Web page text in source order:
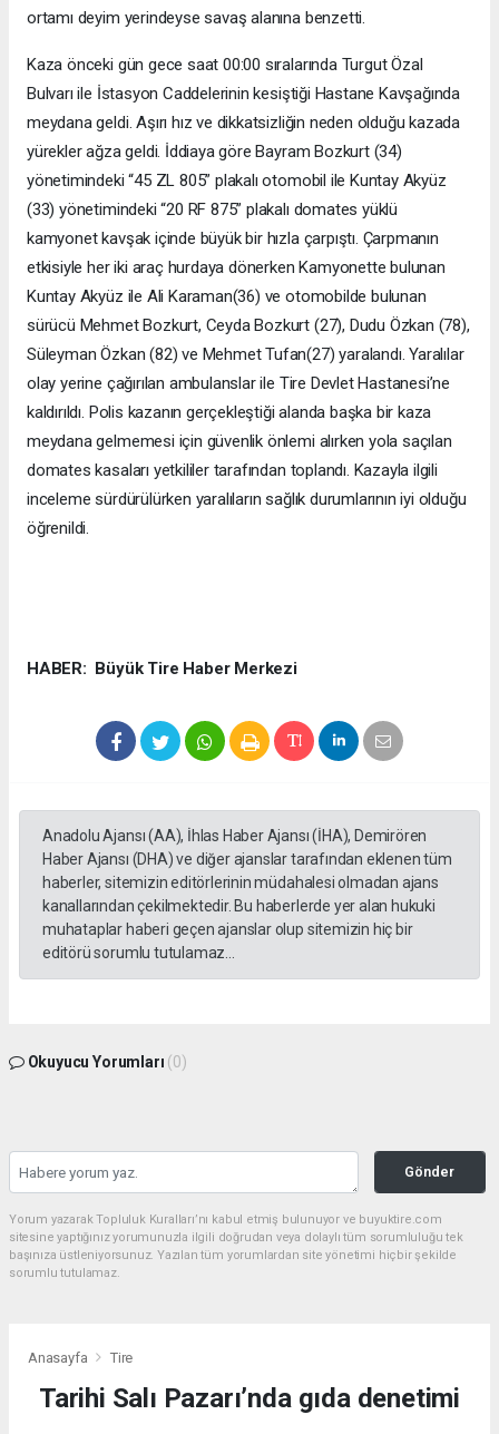
ortamı deyim yerindeyse savaş alanına benzetti.
Kaza önceki gün gece saat 00:00 sıralarında Turgut Özal
Bulvarı ile İstasyon Caddelerinin kesiştiği Hastane Kavşağında
meydana geldi. Aşırı hız ve dikkatsizliğin neden olduğu kazada
yürekler ağza geldi. İddiaya göre Bayram Bozkurt (34)
yönetimindeki “45 ZL 805” plakalı otomobil ile Kuntay Akyüz
(33) yönetimindeki “20 RF 875” plakalı domates yüklü
kamyonet kavşak içinde büyük bir hızla çarpıştı. Çarpmanın
etkisiyle her iki araç hurdaya dönerken Kamyonette bulunan
Kuntay Akyüz ile Ali Karaman(36) ve otomobilde bulunan
sürücü Mehmet Bozkurt, Ceyda Bozkurt (27), Dudu Özkan (78),
Süleyman Özkan (82) ve Mehmet Tufan(27) yaralandı. Yaralılar
olay yerine çağırılan ambulanslar ile Tire Devlet Hastanesi’ne
kaldırıldı. Polis kazanın gerçekleştiği alanda başka bir kaza
meydana gelmemesi için güvenlik önlemi alırken yola saçılan
domates kasaları yetkililer tarafından toplandı. Kazayla ilgili
inceleme sürdürülürken yaralıların sağlık durumlarının iyi olduğu
öğrenildi.
HABER: Büyük Tire Haber Merkezi
Anadolu Ajansı (AA), İhlas Haber Ajansı (İHA), Demirören
Haber Ajansı (DHA) ve diğer ajanslar tarafından eklenen tüm
haberler, sitemizin editörlerinin müdahalesi olmadan ajans
kanallarından çekilmektedir. Bu haberlerde yer alan hukuki
muhataplar haberi geçen ajanslar olup sitemizin hiç bir
editörü sorumlu tutulamaz...
Okuyucu Yorumları (0)
Gönder
Yorum yazarak Topluluk Kuralları’nı kabul etmiş bulunuyor ve buyuktire.com
sitesine yaptığınız yorumunuzla ilgili doğrudan veya dolaylı tüm sorumluluğu tek
başınıza üstleniyorsunuz. Yazılan tüm yorumlardan site yönetimi hiçbir şekilde
sorumlu tutulamaz.
Anasayfa Tire
Tarihi Salı Pazarı’nda gıda denetimi